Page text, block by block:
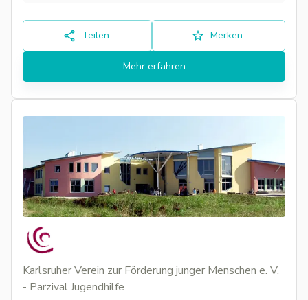
Teilen Merken
Mehr erfahren
Karlsruher Verein zur Förderung junger Menschen e. V.
- Parzival Jugendhilfe